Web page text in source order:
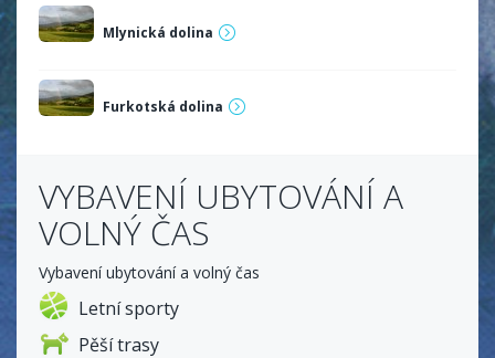
Mlynická dolina
Furkotská dolina
VYBAVENÍ UBYTOVÁNÍ A
VOLNÝ ČAS
Vybavení ubytování a volný čas
Letní sporty
Pěší trasy